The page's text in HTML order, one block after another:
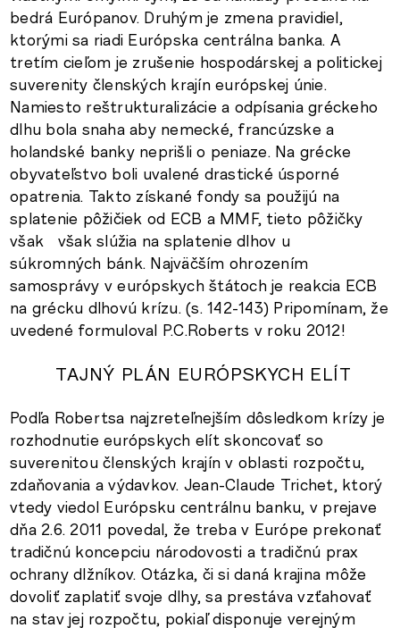
bedrá Európanov. Druhým je zmena pravidiel,
ktorými sa riadi Európska centrálna banka. A
tretím cieľom je zrušenie hospodárskej a politickej
suverenity členských krajín európskej únie.
Namiesto reštrukturalizácie a odpísania gréckeho
dlhu bola snaha aby nemecké, francúzske a
holandské banky neprišli o peniaze. Na grécke
obyvateľstvo boli uvalené drastické úsporné
opatrenia. Takto získané fondy sa použijú na
splatenie pôžičiek od ECB a MMF, tieto pôžičky
však však slúžia na splatenie dlhov u
súkromných bánk. Najväčším ohrozením
samosprávy v európskych štátoch je reakcia ECB
na grécku dlhovú krízu. (s. 142-143) Pripomínam, že
uvedené formuloval P.C.Roberts v roku 2012!
TAJNÝ PLÁN EURÓPSKYCH ELÍT
Podľa Robertsa najzreteľnejším dôsledkom krízy je
rozhodnutie európskych elít skoncovať so
suverenitou členských krajín v oblasti rozpočtu,
zdaňovania a výdavkov. Jean-Claude Trichet, ktorý
vtedy viedol Európsku centrálnu banku, v prejave
dňa 2.6. 2011 povedal, že treba v Európe prekonať
tradičnú koncepciu národovosti a tradičnú prax
ochrany dlžníkov. Otázka, či si daná krajina môže
dovoliť zaplatiť svoje dlhy, sa prestáva vzťahovať
na stav jej rozpočtu, pokiaľ disponuje verejným